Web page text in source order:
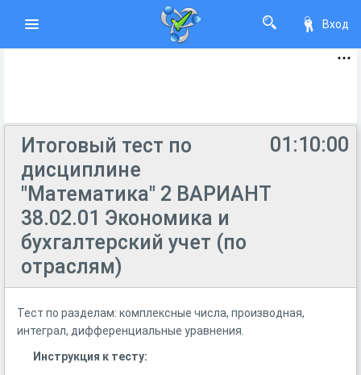
Вход
01:10:00
Итоговый тест по
дисциплине
"Математика" 2 ВАРИАНТ
38.02.01 Экономика и
бухгалтерский учет (по
отраслям)
Тест по разделам: комплексные числа, производная,
интеграл, дифференциальные уравнения.
Инструкция к тесту: